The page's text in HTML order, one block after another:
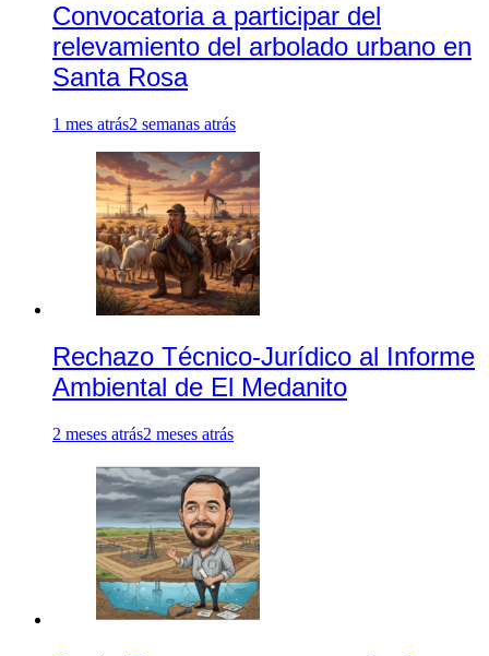
Convocatoria a participar del
relevamiento del arbolado urbano en
Santa Rosa
1 mes atrás2 semanas atrás
Rechazo Técnico-Jurídico al Informe
Ambiental de El Medanito
2 meses atrás2 meses atrás